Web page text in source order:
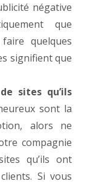
négative
que
quelques
signifient que
sites qu’ils
sont la
alors ne
compagnie
qu’ils ont
Si vous